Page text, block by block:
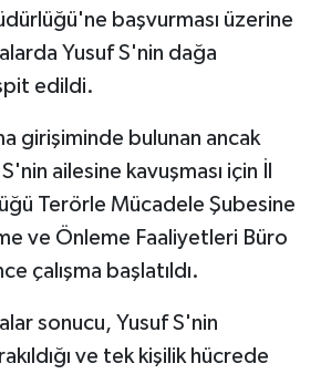
başvurması üzerine
Yusuf S'nin dağa
edildi.
girişiminde bulunan ancak
ailesine kavuşması için İl
Terörle Mücadele Şubesine
ve Önleme Faaliyetleri Büro
çalışma başlatıldı.
sonucu, Yusuf S'nin
ve tek kişilik hücrede